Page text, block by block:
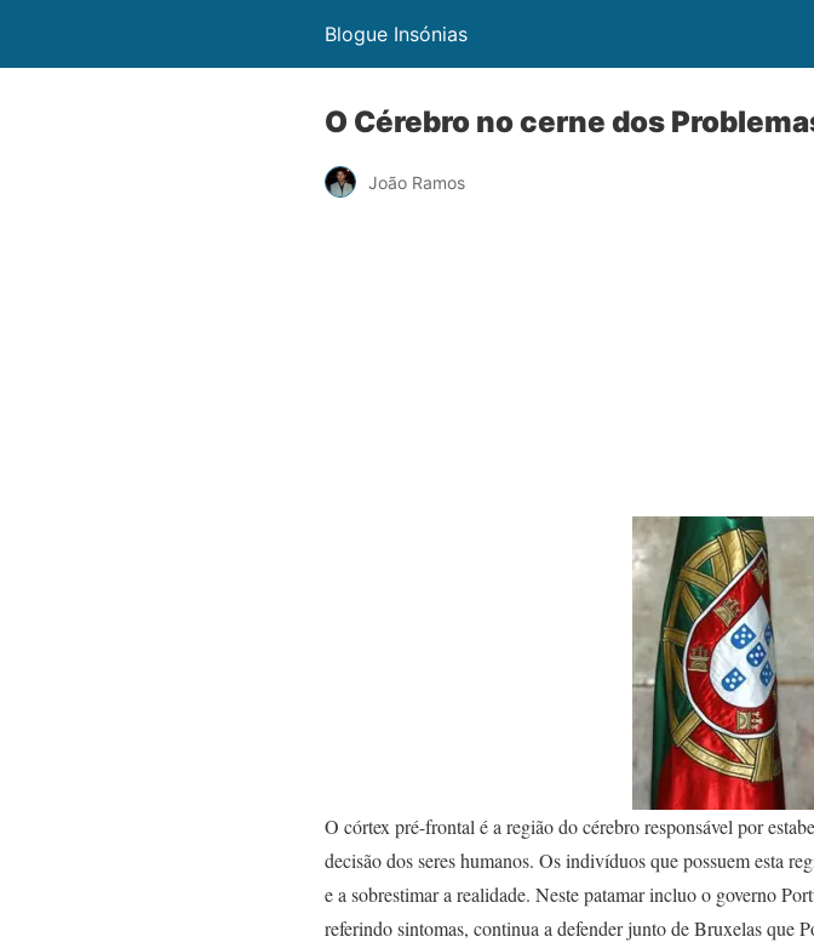
Blogue Insónias
O Cérebro no cerne dos
João Ramos
O córtex pré-frontal é a região do cérebro responsável por
decisão dos seres humanos. Os indivíduos que possuem esta
e a sobrestimar a realidade. Neste patamar incluo o governo
referindo sintomas, continua a defender junto de Bruxelas que